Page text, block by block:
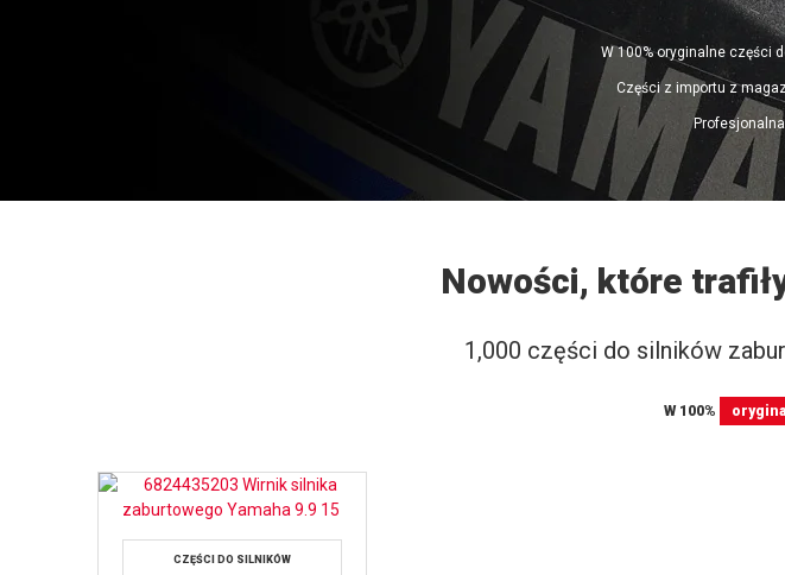
W 100% oryginalne części
Części z importu z
Nowości, które
1,000 części do silników
W 100%
CZĘŚCI DO SILNIKÓW